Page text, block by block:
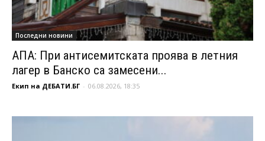
Последни новини
АПА: При антисемитската проява в летния
лагер в Банско са замесени...
Екип на ДЕБАТИ.БГ - 06.08.2026, 18:35